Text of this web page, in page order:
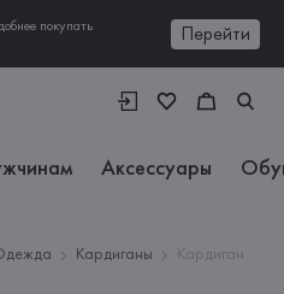
покупать
Перейти
Аксессуары
Кардиганы
Кардиган